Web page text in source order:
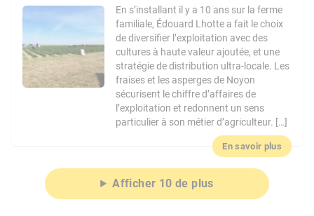
En s’installant il y a 10 ans sur la ferme
familiale, Édouard Lhotte a fait le choix
de diversifier l’exploitation avec des
cultures à haute valeur ajoutée, et une
stratégie de distribution ultra-locale. Les
fraises et les asperges de Noyon
sécurisent le chiffre d’affaires de
l’exploitation et redonnent un sens
particulier à son métier d’agriculteur. […]
En savoir plus
Afficher 10 de plus